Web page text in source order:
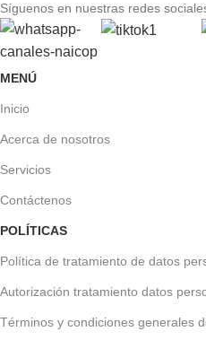
Síguenos en nuestras redes
MENÚ
Inicio
Acerca de nosotros
Servicios
Contáctenos
POLÍTICAS
Política de tratamiento de datos
Autorización tratamiento datos
Términos y condiciones generales